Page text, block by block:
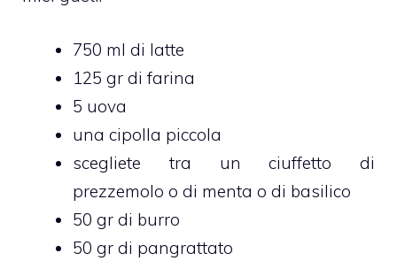
750 ml di latte
125 gr di farina
5 uova
una cipolla piccola
scegliete tra un ciuffetto di
prezzemolo o di menta o di basilico
50 gr di burro
50 gr di pangrattato